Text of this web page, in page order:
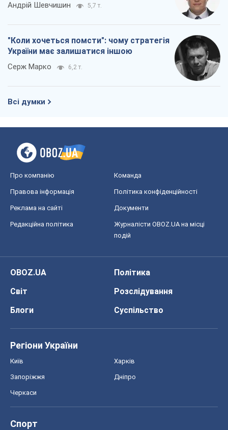
Андрій Шевчишин 5,7 т.
"Коли хочеться помсти": чому стратегія
України має залишатися іншою
Серж Марко 6,2 т.
Всі думки
Про компанію Команда
Правова інформація Політика конфіденційності
Реклама на сайті Документи
Редакційна політика
Журналісти OBOZ.UA на місці
подій
OBOZ.UA
Політика
Світ
Розслідування
Блоги
Суспільство
Регіони України
Київ Харків
Запоріжжя Дніпро
Черкаси
Спорт